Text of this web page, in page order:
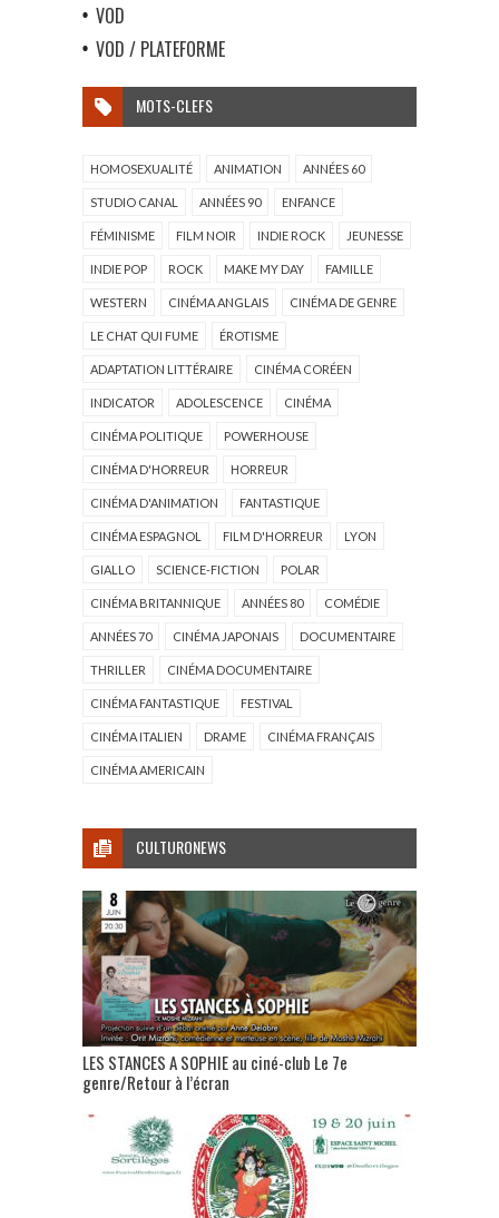
VOD
VOD / PLATEFORME
MOTS-CLEFS
HOMOSEXUALITÉ ANIMATION ANNÉES 60
STUDIO CANAL ANNÉES 90 ENFANCE
FÉMINISME FILM NOIR INDIE ROCK JEUNESSE
INDIE POP ROCK MAKE MY DAY FAMILLE
WESTERN CINÉMA ANGLAIS CINÉMA DE GENRE
LE CHAT QUI FUME ÉROTISME
ADAPTATION LITTÉRAIRE CINÉMA CORÉEN
INDICATOR ADOLESCENCE CINÉMA
CINÉMA POLITIQUE POWERHOUSE
CINÉMA D'HORREUR HORREUR
CINÉMA D'ANIMATION FANTASTIQUE
CINÉMA ESPAGNOL FILM D'HORREUR LYON
GIALLO SCIENCE-FICTION POLAR
CINÉMA BRITANNIQUE ANNÉES 80 COMÉDIE
ANNÉES 70 CINÉMA JAPONAIS DOCUMENTAIRE
THRILLER CINÉMA DOCUMENTAIRE
CINÉMA FANTASTIQUE FESTIVAL
CINÉMA ITALIEN DRAME CINÉMA FRANÇAIS
CINÉMA AMERICAIN
CULTURONEWS
LES STANCES A SOPHIE au ciné-club Le 7e
genre/Retour à l’écran